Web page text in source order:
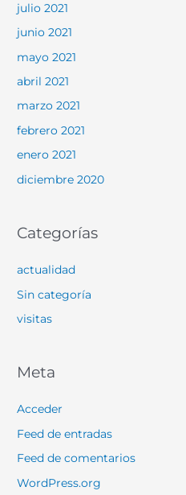
julio 2021
junio 2021
mayo 2021
abril 2021
marzo 2021
febrero 2021
enero 2021
diciembre 2020
Categorías
actualidad
Sin categoría
visitas
Meta
Acceder
Feed de entradas
Feed de comentarios
WordPress.org